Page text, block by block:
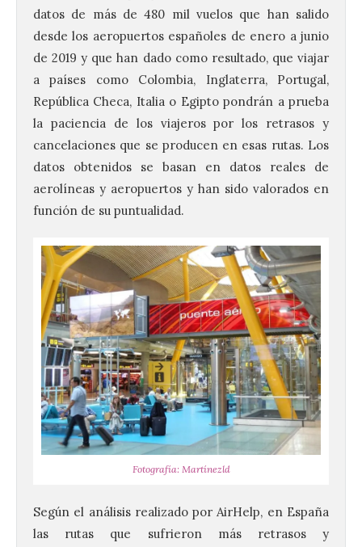
datos de más de 480 mil vuelos que han salido
desde los aeropuertos españoles de enero a junio
de 2019 y que han dado como resultado, que viajar
a países como Colombia, Inglaterra, Portugal,
República Checa, Italia o Egipto pondrán a prueba
la paciencia de los viajeros por los retrasos y
cancelaciones que se producen en esas rutas. Los
datos obtenidos se basan en datos reales de
aerolíneas y aeropuertos y han sido valorados en
función de su puntualidad.
Fotografía: Martínezld
Según el análisis realizado por AirHelp, en España
las rutas que sufrieron más retrasos y